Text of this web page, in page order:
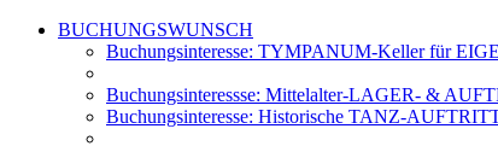
BUCHUNGSWUNSCH
Buchungsinteresse: TYMPANUM-Keller für
Buchungsinteressse: Mittelalter-LAGER- &
Buchungsinteresse: Historische TANZ-